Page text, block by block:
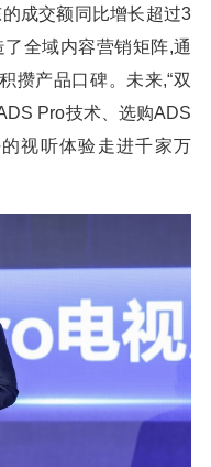
成交额同比增长超过3
全域内容营销矩阵,通
攒产品口碑。未来,“双
Pro技术、选购ADS
视听体验走进千家万